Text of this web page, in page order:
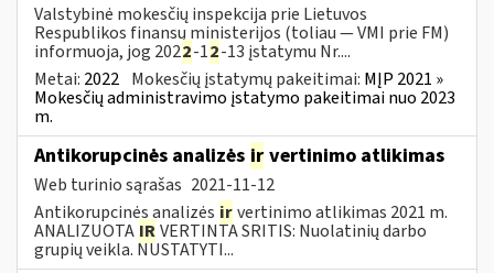
Valstybinė mokesčių inspekcija prie Lietuvos
Respublikos finansų ministerijos (toliau — VMI prie FM)
informuoja, jog 2022-12-13 įstatymu Nr....
Metai: 2022 Mokesčių įstatymų pakeitimai: MĮP 2021 »
Mokesčių administravimo įstatymo pakeitimai nuo 2023
m.
Antikorupcinės analizės ir vertinimo atlikimas
Web turinio sąrašas 2021-11-12
Antikorupcinės analizės irvertinimo atlikimas 2021 m.
ANALIZUOTA IRVERTINTA SRITIS: Nuolatinių darbo
grupių veikla. NUSTATYTI...